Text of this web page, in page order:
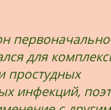
первоначально
для
простудных
инфекций,